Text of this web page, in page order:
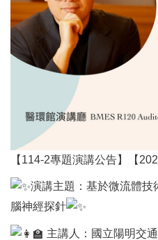
【114-2專題演講公告】【
演講主題：基於微流體技
腦神經探針
主講人：國立陽明交